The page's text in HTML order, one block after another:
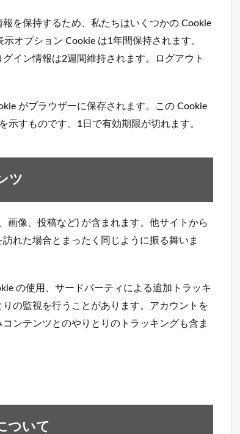
を保持するため、私たちはいくつかの Cookie
オプション Cookie は1年間保持されます。
イン情報は2週間維持されます。ログアウト
がブラウザーに保存されます。この Cookie
示すものです。1日で有効期限が切れます。
ツ
画像、投稿など) が含まれます。他サイトから
れた場合とまったく同じように振る舞いま
の使用、サードパーティによる追加トラッキ
の監視を行うことがあります。アカウントを
ンテンツとのやりとりのトラッキングも含ま
ついて